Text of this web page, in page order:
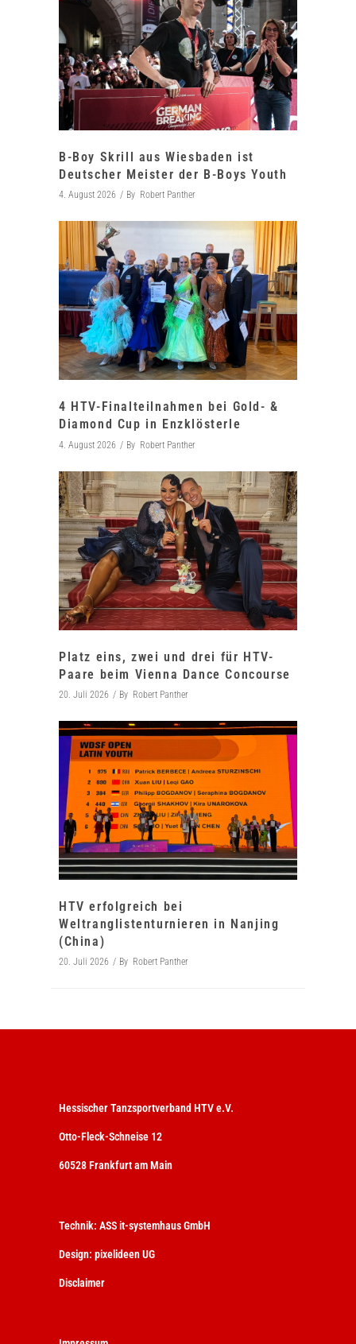
B-Boy Skrill aus Wiesbaden ist
Deutscher Meister der B-Boys Youth
4. August 2026 By Robert Panther
4 HTV-Finalteilnahmen bei Gold- &
Diamond Cup in Enzklösterle
4. August 2026 By Robert Panther
Platz eins, zwei und drei für HTV-
Paare beim Vienna Dance Concourse
20. Juli 2026 By Robert Panther
HTV erfolgreich bei
Weltranglistenturnieren in Nanjing
(China)
20. Juli 2026 By Robert Panther
Hessischer Tanzsportverband HTV e.V.
Otto-Fleck-Schneise 12
60528 Frankfurt am Main
Technik: ASS it-systemhaus GmbH
Design: pixelideen UG
Disclaimer